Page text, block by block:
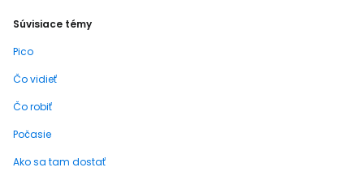
Súvisiace témy
Pico
Čo vidieť
Čo robiť
Počasie
Ako sa tam dostať